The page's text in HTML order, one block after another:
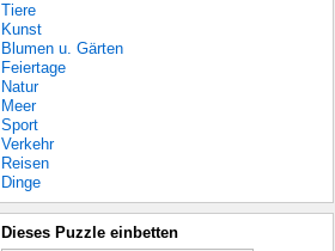
Tiere
Kunst
Blumen u. Gärten
Feiertage
Natur
Meer
Sport
Verkehr
Reisen
Dinge
Dieses Puzzle einbetten